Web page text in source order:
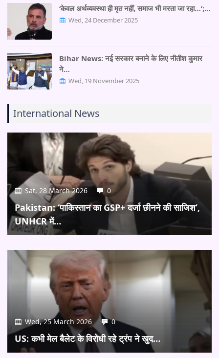
‘केवल अर्थव्यवस्था ही मृत नहीं, समाज भी मरता जा रहा…’;…
Wed, 24 December 2025
Bihar News: नई सरकार बनाने के लिए नीतीश कुमार
ने…
Wed, 19 November 2025
International News
Sat, 28 March 2026 0
Pakistan: ‘पाकिस्तान का GSP+ दर्जा छीनने की साजिश’,
UNHCR में…
Wed, 25 March 2026 0
US: कभी मेल बैलेट के विरोधी रहे ट्रंप ने खुद…